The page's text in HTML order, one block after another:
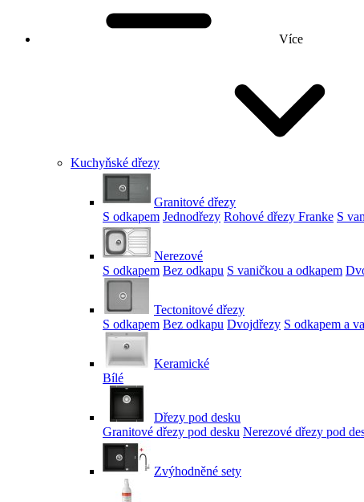
Více
Kuchyňské dřezy
Granitové dřezy
S odkapem Jednodřezy Rohové dřezy Franke S
Nerezové
S odkapem Bez odkapu S vaničkou a odkapem
Tectonitové dřezy
S odkapem Bez odkapu Dvojdřezy S odkapem a
Keramické
Bílé
Dřezy pod desku
Granitové dřezy pod desku Nerezové dřezy pod
Zvýhodněné sety